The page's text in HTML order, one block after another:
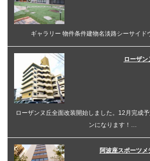
ギャラリー 物件条件建物名淡路シーサイ
ローザン
ローザンヌ丘全面改装開始しました。12月完成
ンになります！…
阿波座スポーツ